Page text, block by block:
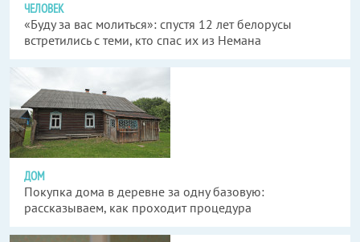
ЧЕЛОВЕК
«Буду за вас молиться»: спустя 12 лет белорусы
встретились с теми, кто спас их из Немана
ДОМ
Покупка дома в деревне за одну базовую:
рассказываем, как проходит процедура